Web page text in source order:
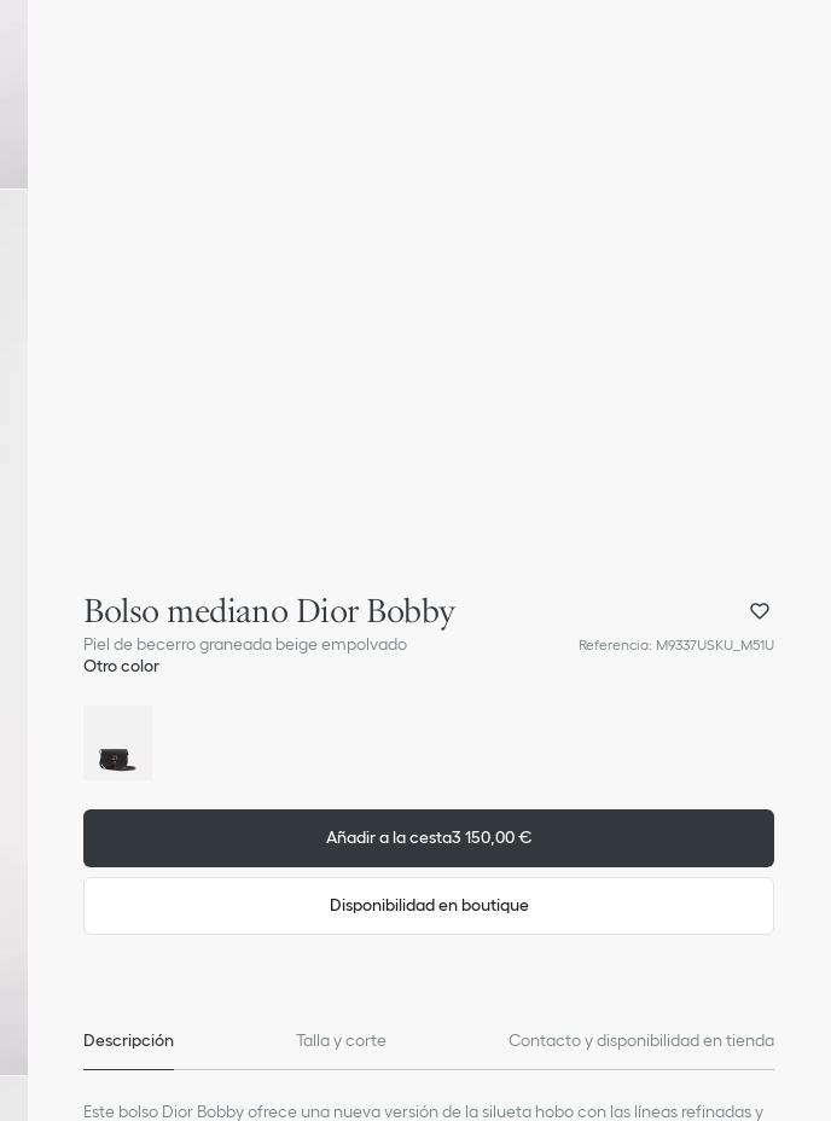
Bolso mediano Dior Bobby
Piel de becerro graneada beige empolvado Referencia: M9337USKU_M51U
Otro color
Añadir a la cesta3 150,00 €
Disponibilidad en boutique
Descripción Talla y corte Contacto y disponibilidad en tienda
Este bolso Dior Bobby ofrece una nueva versión de la silueta hobo con las líneas refinadas y